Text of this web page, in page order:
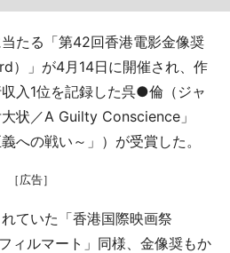
たる「第42回香港電影金像奨
）」が4月14日に開催され、作
入1位を記録した呉●倫（ジャ
状／A Guilty Conscience」
への戦い～」）が受賞した。
［広告］
ていた「香港国際映画祭
ィルマート」同様、金像奨もか